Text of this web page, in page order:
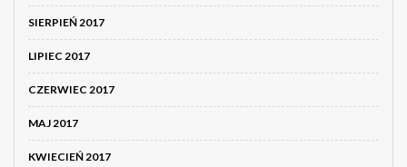
SIERPIEŃ 2017
LIPIEC 2017
CZERWIEC 2017
MAJ 2017
KWIECIEŃ 2017